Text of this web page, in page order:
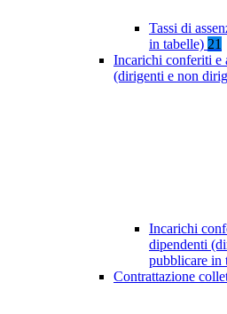
Tassi di
in tabelle) 21
Incarichi conferiti e
(dirigenti e non
Incarichi
dipendenti
pubblicare in
Contrattazione